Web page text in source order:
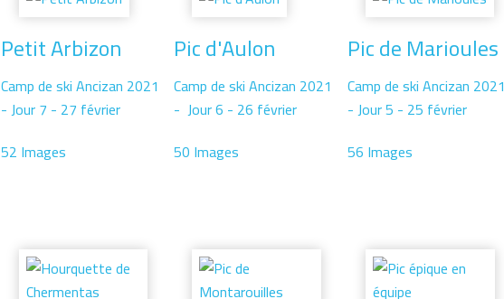
Petit Arbizon
Camp de ski Ancizan 2021
- Jour 7 - 27 février
52 Images
Pic d'Aulon
Camp de ski Ancizan 2021
- Jour 6 - 26 février
50 Images
Pic de Marioules
Camp de ski Ancizan 2021
- Jour 5 - 25 février
56 Images